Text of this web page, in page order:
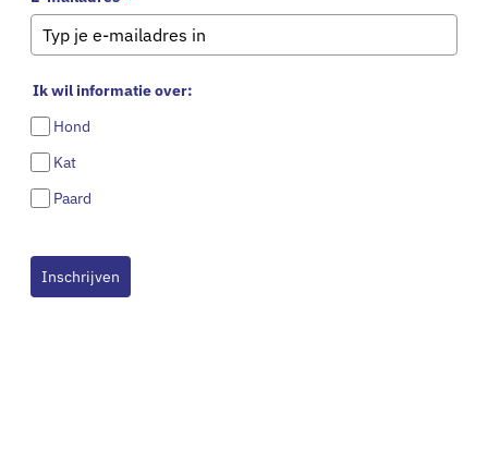
Ik wil informatie over:
Hond
Kat
Paard
Inschrijven